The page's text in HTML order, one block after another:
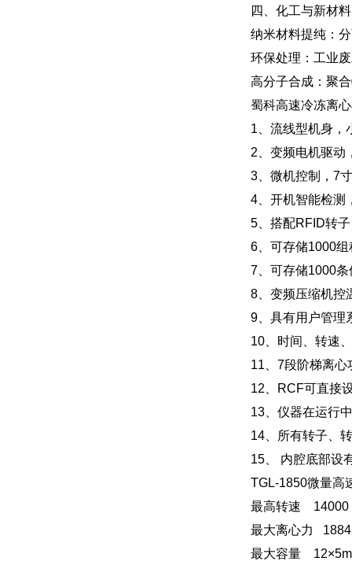
四、化工与新材料
纳米材料提纯‌：
环保处理‌：工业
高分子合成‌：聚
蜀科高速冷冻离
1、流线型机身，
2、变频电机驱动
3、微机控制，7
4、开机智能检测
5、搭配RFID转
6、可存储1000
7、可存储1000条
8、变频压缩机控
9、具有用户管理
10、时间、转速
11、7段阶梯离心
12、RCF可直接
13、仪器在运行
14、所有转子、
15、 内腔底部设
TGL-1850微量高
最高转速 14000
最大离心力
最大容量